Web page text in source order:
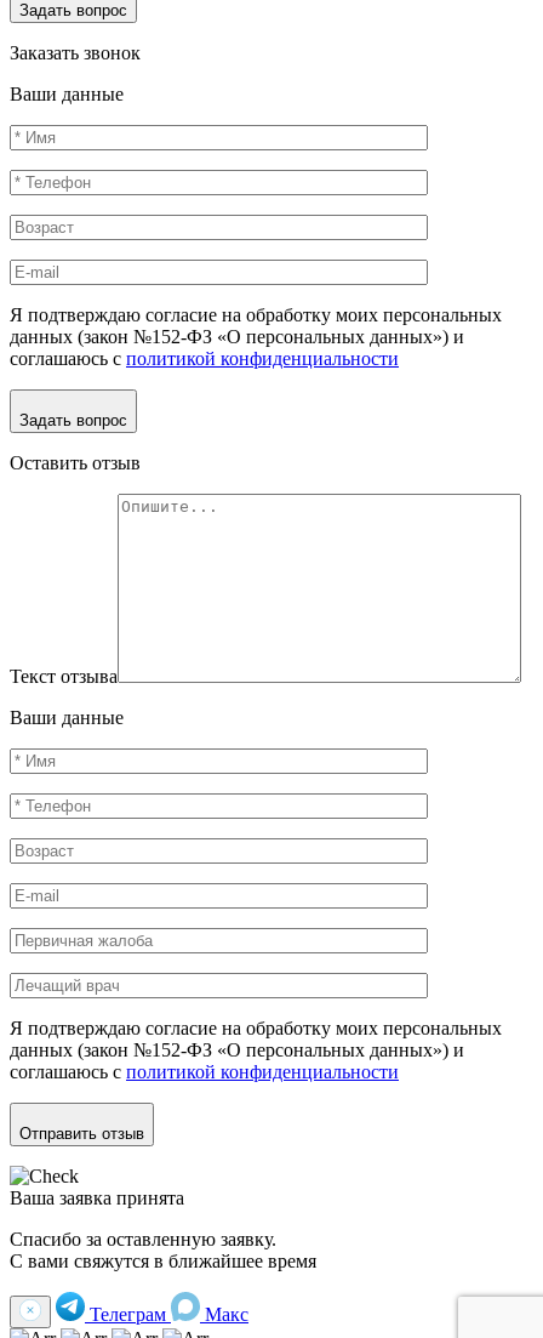
Задать вопрос
Заказать звонок
Ваши данные
Я подтверждаю согласие на обработку моих персональных
данных (закон №152-ФЗ «О персональных данных») и
соглашаюсь с политикой конфиденциальности
Задать вопрос
Оставить отзыв
Текст отзыва
Ваши данные
Я подтверждаю согласие на обработку моих персональных
данных (закон №152-ФЗ «О персональных данных») и
соглашаюсь с политикой конфиденциальности
Отправить отзыв
Ваша заявка принята
Спасибо за оставленную заявку.
С вами свяжутся в ближайшее время
Телеграм Макс